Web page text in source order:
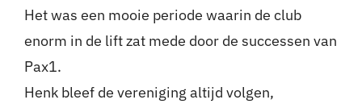
Het was een mooie periode waarin de club
enorm in de lift zat mede door de successen van
Pax1.
Henk bleef de vereniging altijd volgen,